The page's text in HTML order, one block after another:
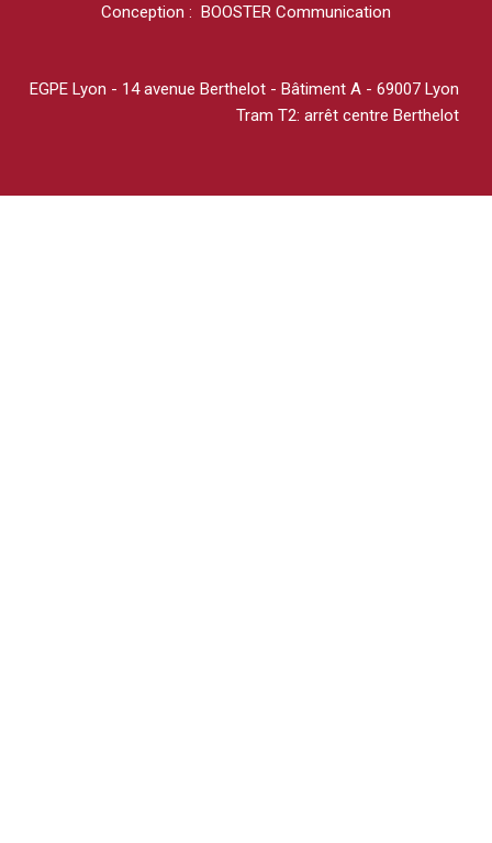
Conception : BOOSTER Communication
EGPE Lyon - 14 avenue Berthelot - Bâtiment A - 69007 Lyon
Tram T2: arrêt centre Berthelot